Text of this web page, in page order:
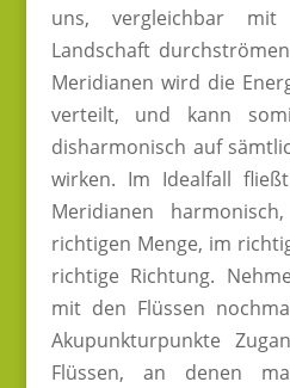
uns, vergleichbar
Landschaft
Meridianen wird die
verteilt, und kann
disharmonisch auf
wirken. Im Idealfall
Meridianen
richtigen Menge, im
richtige Richtung.
mit den Flüssen
Akupunkturpunkte
Flüssen, an denen